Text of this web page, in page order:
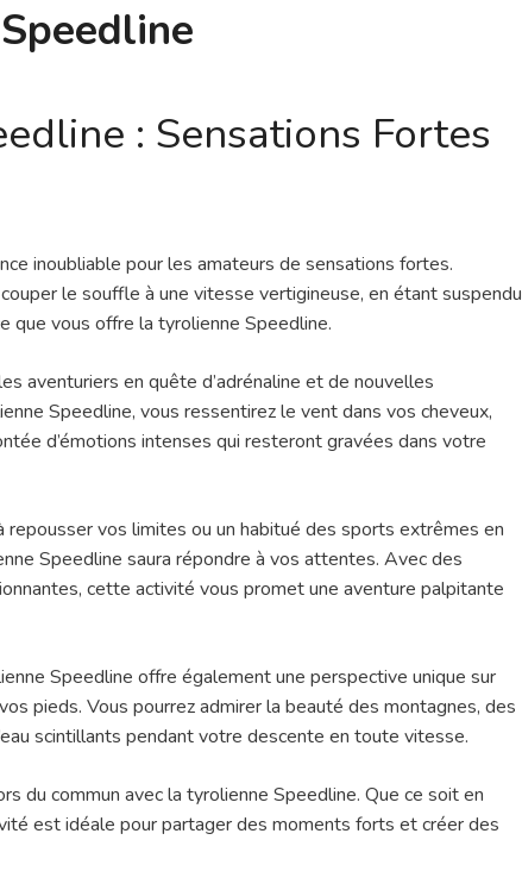
Speedline
: Sensations Fortes
inoubliable pour les amateurs de sensations fortes.
le souffle à une vitesse vertigineuse, en étant suspendu
que vous offre la tyrolienne Speedline.
aventuriers en quête d’adrénaline et de nouvelles
Speedline, vous ressentirez le vent dans vos cheveux,
d’émotions intenses qui resteront gravées dans votre
repousser vos limites ou un habitué des sports extrêmes en
Speedline saura répondre à vos attentes. Avec des
cette activité vous promet une aventure palpitante
Speedline offre également une perspective unique sur
pieds. Vous pourrez admirer la beauté des montagnes, des
scintillants pendant votre descente en toute vitesse.
du commun avec la tyrolienne Speedline. Que ce soit en
est idéale pour partager des moments forts et créer des